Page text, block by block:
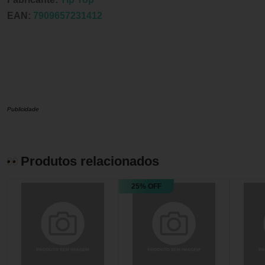
EAN: 7909657231412
Publicidade
Produtos relacionados
25% OFF